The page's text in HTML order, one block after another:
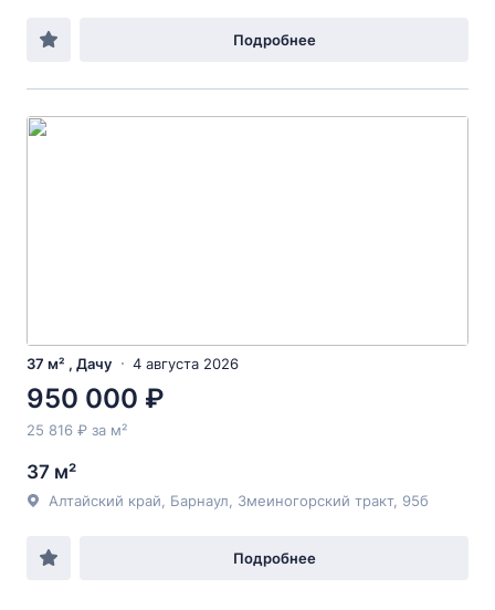
Подробнее
37 м² , Дачу 4 августа 2026
950 000 ₽
25 816 ₽ за м²
37 м²
Алтайский край, Барнаул, Змеиногорский тракт, 95б
Подробнее